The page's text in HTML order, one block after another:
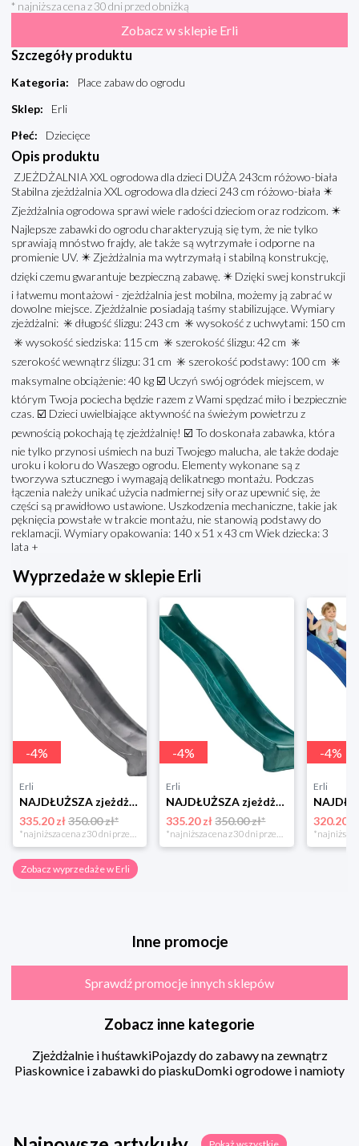
* najniższa cena z 30 dni przed obniżką
Zobacz w sklepie Erli
Szczegóły produktu
Kategoria:
Place zabaw do ogrodu
Sklep:
Erli
Płeć: Dziecięce
Opis produktu
ZJEŻDŻALNIA XXL ogrodowa dla dzieci DUŻA 243cm różowo-biała
Stabilna zjeżdżalnia XXL ogrodowa dla dzieci 243 cm różowo-biała ✴️
Zjeżdżalnia ogrodowa sprawi wiele radości dzieciom oraz rodzicom. ✴️
Najlepsze zabawki do ogrodu charakteryzują się tym, że nie tylko
sprawiają mnóstwo frajdy, ale także są wytrzymałe i odporne na
promienie UV. ✴️ Zjeżdżalnia ma wytrzymałą i stabilną konstrukcję,
dzięki czemu gwarantuje bezpieczną zabawę. ✴️ Dzięki swej konstrukcji
i łatwemu montażowi - zjeżdżalnia jest mobilna, możemy ją zabrać w
dowolne miejsce. Zjeżdżalnie posiadają taśmy stabilizujące. Wymiary
zjeżdżalni: ✳️ długość ślizgu: 243 cm ✳️ wysokość z uchwytami: 150 cm
✳️ wysokość siedziska: 115 cm ✳️ szerokość ślizgu: 42 cm ✳️
szerokość wewnątrz ślizgu: 31 cm ✳️ szerokość podstawy: 100 cm ✳️
maksymalne obciążenie: 40 kg ☑️ Uczyń swój ogródek miejscem, w
którym Twoja pociecha będzie razem z Wami spędzać miło i bezpiecznie
czas. ☑️ Dzieci uwielbiające aktywność na świeżym powietrzu z
pewnością pokochają tę zjeżdżalnię! ☑️ To doskonała zabawka, która
nie tylko przynosi uśmiech na buzi Twojego malucha, ale także dodaje
uroku i koloru do Waszego ogrodu. Elementy wykonane są z
tworzywa sztucznego i wymagają delikatnego montażu. Podczas
łączenia należy unikać użycia nadmiernej siły oraz upewnić się, że
części są prawidłowo ustawione. Uszkodzenia mechaniczne, takie jak
pęknięcia powstałe w trakcie montażu, nie stanowią podstawy do
reklamacji. Wymiary opakowania: 140 x 51 x 43 cm Wiek dziecka: 3
lata +
Wyprzedaże w sklepie Erli
-4%
Erli
NAJDŁUŻSZA zjeżdżalnia ślizg 3m trzymetrowy szary Wodna dla dzieci 150 cm
335.20 zł350.00 zł*
*najniższa cena z 30 dni przed obniżką
-4%
Erli
NAJDŁUŻSZA zjeżdżalnia ślizg 3m trzymetrowy Zielona wodna na plac zabaw
335.20 zł 350.00 zł*
*najniższa cena z 30 dni przed obniżką
-4%
Erli
320.20 zł
Zobacz wyprzedaże w Erli
Inne promocje
Sprawdź promocje innych sklepów
Zobacz inne kategorie
Zjeżdżalnie i huśtawkiPojazdy do zabawy na zewnątrz
Piaskownice i zabawki do piaskuDomki ogrodowe i namioty